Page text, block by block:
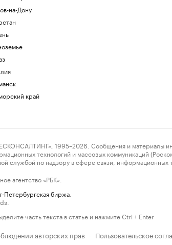
на-Дону
край
1995–2026. Сообщения и материалы
технологий и массовых коммуникаций
службой по надзору в сфере связи,
агентство «РБК».
Петербургская биржа
часть текста в статье и нажмите Ctrl + Enter
авторских прав · Пользовательское